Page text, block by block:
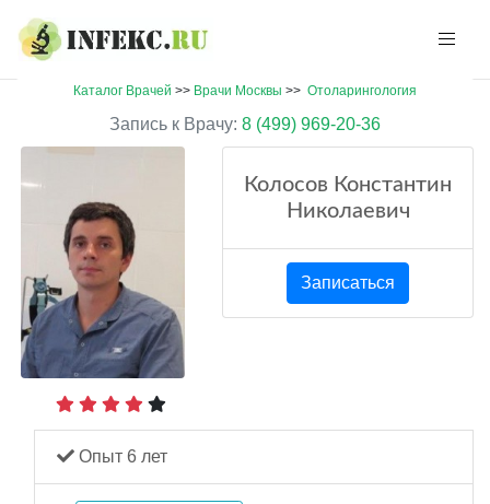
Каталог Врачей >> Врачи Москвы >> Отоларингология
Запись к Врачу: 8 (499) 969-20-36
Колосов Константин
Николаевич
Записаться
Опыт 6 лет